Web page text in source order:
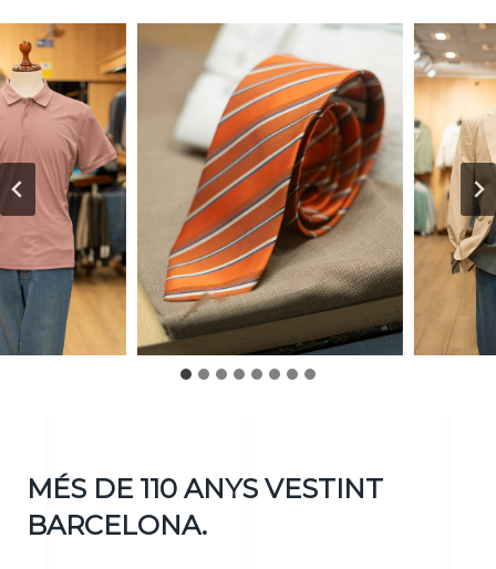
MÉS DE 110 ANYS VESTINT
BARCELONA.